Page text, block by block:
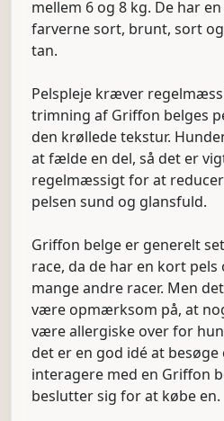
mellem 6 og 8 kg. De har
farverne sort, brunt, sort
tan.
Pelspleje kræver
trimning af Griffon belges
den krøllede tekstur.
at fælde en del, så det er
regelmæssigt for at
pelsen sund og glansfuld.
Griffon belge er generelt
race, da de har en kort
mange andre racer. Men
være opmærksom på, at
være allergiske over for
det er en god idé at
interagere med en Griffon
beslutter sig for at købe en.